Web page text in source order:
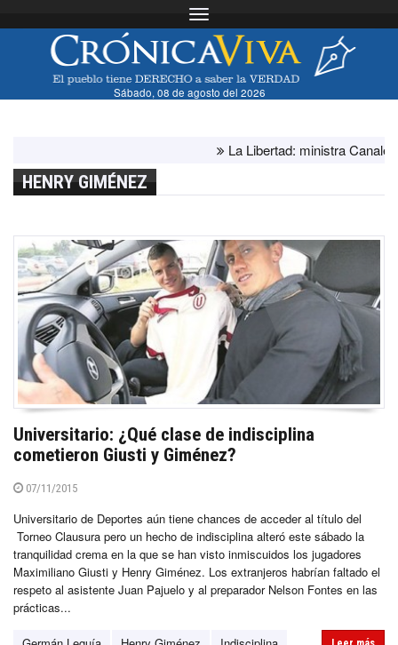
Toggle navigation
Sábado, 08 de agosto del 2026
La Libertad: ministra Canales
HENRY GIMÉNEZ
Universitario: ¿Qué clase de indisciplina
cometieron Giusti y Giménez?
07/11/2015
Universitario de Deportes aún tiene chances de acceder al título del
Torneo Clausura pero un hecho de indisciplina alteró este sábado la
tranquilidad crema en la que se han visto inmiscuidos los jugadores
Maximiliano Giusti y Henry Giménez. Los extranjeros habrían faltado el
respeto al asistente Juan Pajuelo y al preparador Nelson Fontes en las
prácticas...